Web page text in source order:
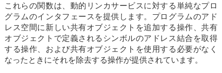
これらの関数は、動的リンカサービスに対する単純なプロ
グラムのインタフェースを提供します。プログラムのアド
レス空間に新しい共有オブジェクトを追加する操作、共有
オブジェクトで定義されるシンボルのアドレス結合を取得
する操作、および共有オブジェクトを使用する必要がなく
なったときにそれを除去する操作が提供されています。